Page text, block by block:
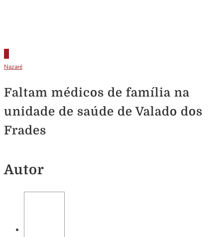
Nazaré
Faltam médicos de família na
unidade de saúde de Valado dos
Frades
Autor